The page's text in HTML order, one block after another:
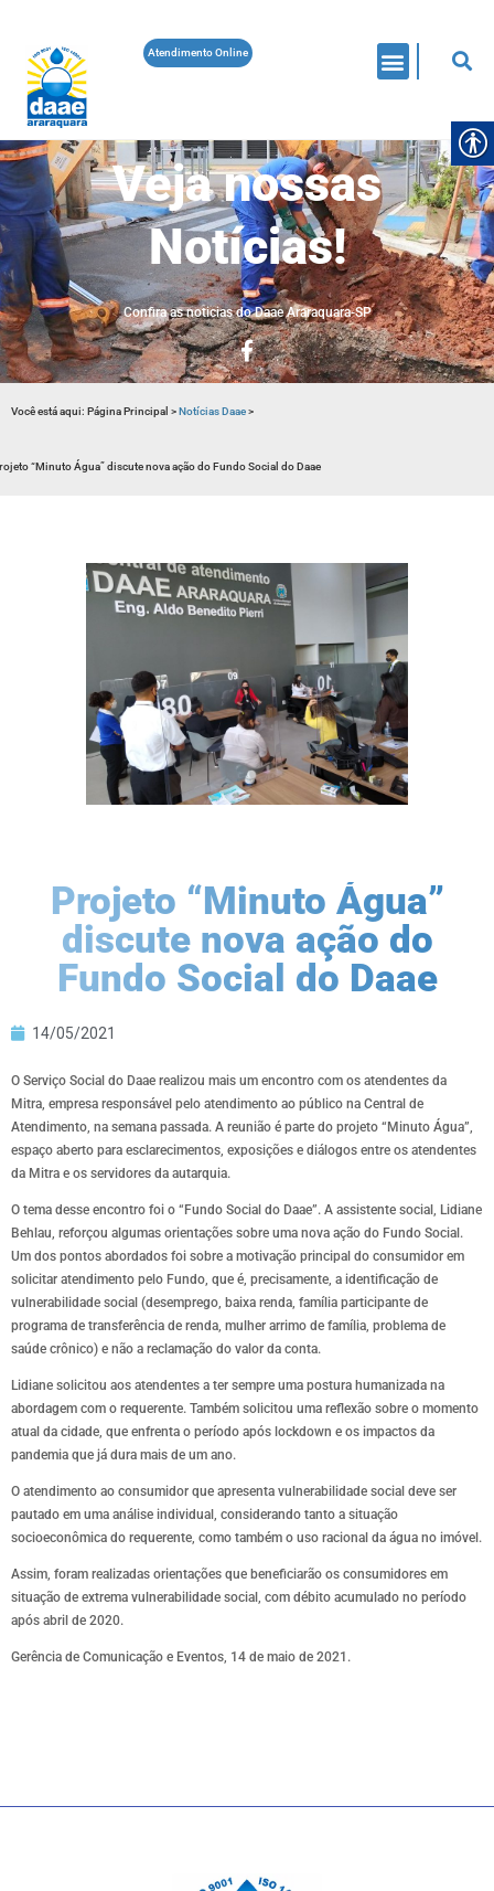
Atendimento Online
Veja nossas
Notícias!
Confira as noticias do Daae Araraquara-SP
Você está aqui: Página Principal >Notícias Daae>
“Minuto Água” discute nova ação do Fundo Social do Daae
Projeto “Minuto Água”
discute nova ação do
Fundo Social do Daae
14/05/2021
O Serviço Social do Daae realizou mais um encontro com os atendentes da
Mitra, empresa responsável pelo atendimento ao público na Central de
Atendimento, na semana passada. A reunião é parte do projeto “Minuto Água”,
espaço aberto para esclarecimentos, exposições e diálogos entre os atendentes
da Mitra e os servidores da autarquia.
O tema desse encontro foi o “Fundo Social do Daae”. A assistente social, Lidiane
Behlau, reforçou algumas orientações sobre uma nova ação do Fundo Social.
Um dos pontos abordados foi sobre a motivação principal do consumidor em
solicitar atendimento pelo Fundo, que é, precisamente, a identificação de
vulnerabilidade social (desemprego, baixa renda, família participante de
programa de transferência de renda, mulher arrimo de família, problema de
saúde crônico) e não a reclamação do valor da conta.
Lidiane solicitou aos atendentes a ter sempre uma postura humanizada na
abordagem com o requerente. Também solicitou uma reflexão sobre o momento
atual da cidade, que enfrenta o período após lockdown e os impactos da
pandemia que já dura mais de um ano.
O atendimento ao consumidor que apresenta vulnerabilidade social deve ser
pautado em uma análise individual, considerando tanto a situação
socioeconômica do requerente, como também o uso racional da água no imóvel.
Assim, foram realizadas orientações que beneficiarão os consumidores em
situação de extrema vulnerabilidade social, com débito acumulado no período
após abril de 2020.
Gerência de Comunicação e Eventos, 14 de maio de 2021.